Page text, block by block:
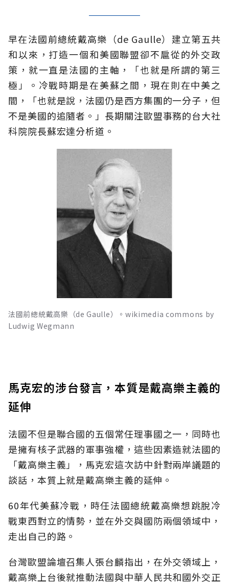
早在法國前總統戴高樂（de Gaulle）建立第五共
和以來，打造一個和美國聯盟卻不扈從的外交政
策，就一直是法國的主軸，「也就是所謂的第三
極」。冷戰時期是在美蘇之間，現在則在中美之
間，「也就是說，法國仍是西方集團的一分子，但
不是美國的追隨者。」長期關注歐盟事務的台大社
科院院長蘇宏達分析道。
法國前總統戴高樂（de Gaulle）。wikimedia commons by
Ludwig Wegmann
馬克宏的涉台發言，本質是戴高樂主義的
延伸
法國不但是聯合國的五個常任理事國之一，同時也
是擁有核子武器的軍事強權，這些因素造就法國的
「戴高樂主義」，馬克宏這次訪中針對兩岸議題的
談話，本質上就是戴高樂主義的延伸。
60年代美蘇冷戰，時任法國總統戴高樂想跳脫冷
戰東西對立的情勢，並在外交與國防兩個領域中，
走出自己的路。
台灣歐盟論壇召集人張台麟指出，在外交領域上，
戴高樂上台後就推動法國與中華人民共和國外交正